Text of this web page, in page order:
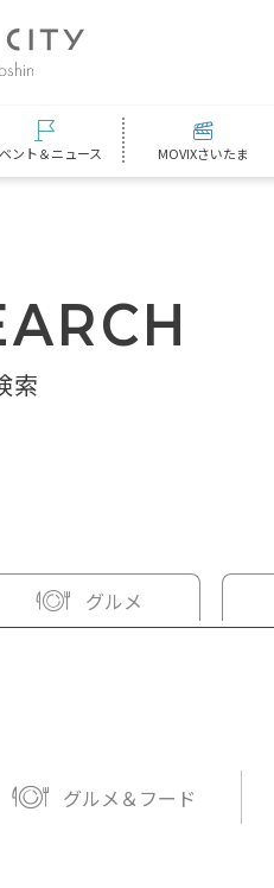
ント＆ニュース MOVIXさいたま
索
グルメ
グルメ＆フード